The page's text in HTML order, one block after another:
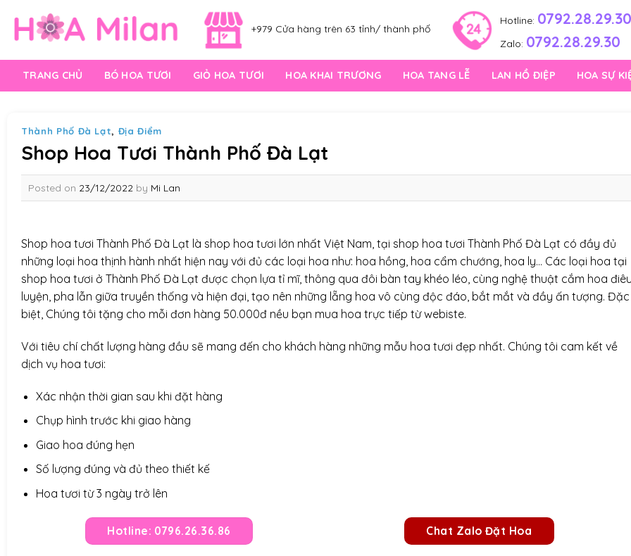
content
+979 Cửa hàng trên 63 tỉnh/ thành phố
Hotline:
Zalo: 0792.28.29.30
TRANG CHỦ BÓ HOA TƯƠI GIỎ HOA TƯƠI HOA KHAI TRƯƠNG HOA TANG LỄ LAN HỒ ĐIỆP HOA SỰ
Thành Phố Đà Lạt, Địa Điểm
Shop Hoa Tươi Thành Phố Đà Lạt
Posted on 23/12/2022 by Mi Lan
Shop hoa tươi Thành Phố Đà Lạt là shop hoa tươi lớn nhất Việt Nam, tại shop hoa tươi Thành Phố Đà Lạt có đầy đủ
những loại hoa thịnh hành nhất hiện nay với đủ các loại hoa như: hoa hồng, hoa cẩm chướng, hoa ly… Các loại hoa tại
shop hoa tươi ở Thành Phố Đà Lạt được chọn lựa tỉ mĩ, thông qua đôi bàn tay khéo léo, cùng nghệ thuật cắm hoa
luyện, pha lẫn giữa truyền thống và hiện đại, tạo nên những lẵng hoa vô cùng độc đáo, bắt mắt và đầy ấn tượng. Đặc
biệt, Chúng tôi tặng cho mỗi đơn hàng 50.000đ nều bạn mua hoa trực tiếp từ webiste.
Với tiêu chí chất lượng hàng đầu sẽ mang đến cho khách hàng những mẫu hoa tươi đẹp nhất. Chúng tôi cam kết về
dịch vụ hoa tươi:
Xác nhận thời gian sau khi đặt hàng
Chụp hình trước khi giao hàng
Giao hoa đúng hẹn
Số lượng đúng và đủ theo thiết kế
Hoa tươi từ 3 ngày trở lên
Hotline: 0796.26.36.86 Chat Zalo Đặt Hoa